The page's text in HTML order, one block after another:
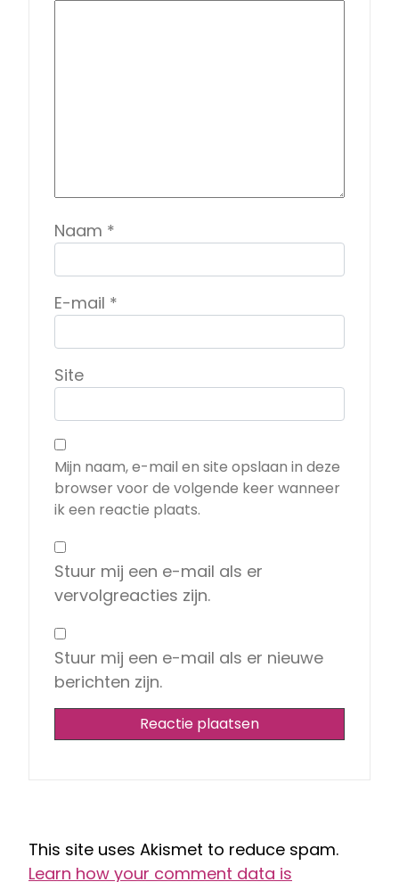
Naam *
E-mail *
Site
Mijn naam, e-mail en site opslaan in deze
browser voor de volgende keer wanneer
ik een reactie plaats.
Stuur mij een e-mail als er
vervolgreacties zijn.
Stuur mij een e-mail als er nieuwe
berichten zijn.
This site uses Akismet to reduce spam.
Learn how your comment data is